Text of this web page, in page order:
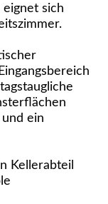
eignet sich
ein
Kellerabteil